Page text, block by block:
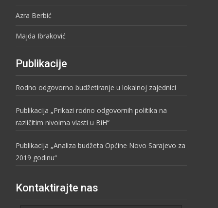
Azra Berbić
Majda Ibraković
Publikacije
Rodno odgovorno budžetiranje u lokalnoj zajednici
Publikacija „Prikazi rodno odgovornih politika na
različitim nivoima vlasti u BiH“
Publikacija „Analiza budžeta Općine Novo Sarajevo za
2019 godinu“
Kontaktirajte nas